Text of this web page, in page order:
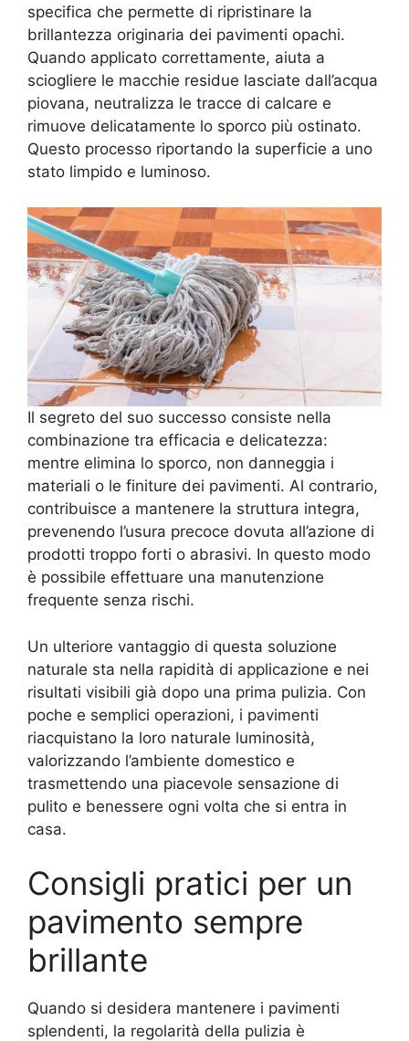
specifica che permette di ripristinare la
brillantezza originaria dei pavimenti opachi.
Quando applicato correttamente, aiuta a
sciogliere le macchie residue lasciate dall’acqua
piovana, neutralizza le tracce di calcare e
rimuove delicatamente lo sporco più ostinato.
Questo processo riportando la superficie a uno
stato limpido e luminoso.
Il segreto del suo successo consiste nella
combinazione tra efficacia e delicatezza:
mentre elimina lo sporco, non danneggia i
materiali o le finiture dei pavimenti. Al contrario,
contribuisce a mantenere la struttura integra,
prevenendo l’usura precoce dovuta all’azione di
prodotti troppo forti o abrasivi. In questo modo
è possibile effettuare una manutenzione
frequente senza rischi.
Un ulteriore vantaggio di questa soluzione
naturale sta nella rapidità di applicazione e nei
risultati visibili già dopo una prima pulizia. Con
poche e semplici operazioni, i pavimenti
riacquistano la loro naturale luminosità,
valorizzando l’ambiente domestico e
trasmettendo una piacevole sensazione di
pulito e benessere ogni volta che si entra in
casa.
Consigli pratici per un
pavimento sempre
brillante
Quando si desidera mantenere i pavimenti
splendenti, la regolarità della pulizia è